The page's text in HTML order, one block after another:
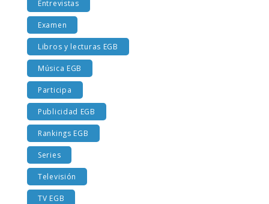
Entrevistas
Examen
Libros y lecturas EGB
Música EGB
Participa
Publicidad EGB
Rankings EGB
Series
Televisión
TV EGB